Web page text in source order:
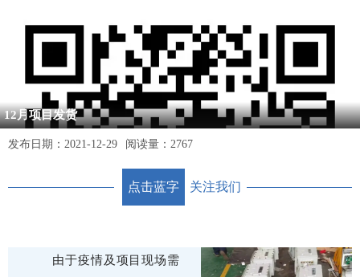
12月项目发货
发布日期： 2021-12-29 阅读量： 2767
点击蓝字 关注我们
由于疫情及项目现场需